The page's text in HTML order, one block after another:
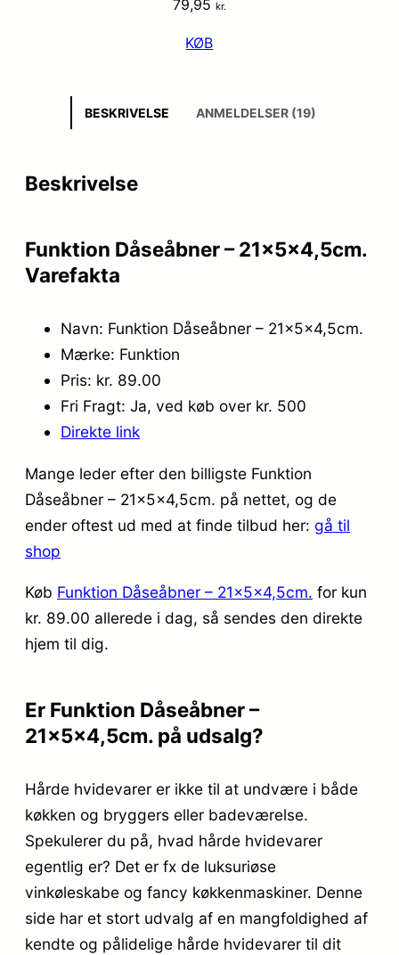
79,95 kr.
KØB
BESKRIVELSE ANMELDELSER (19)
Beskrivelse
Funktion Dåseåbner – 21x5x4,5cm.
Varefakta
Navn: Funktion Dåseåbner – 21x5x4,5cm.
Mærke: Funktion
Pris: kr. 89.00
Fri Fragt: Ja, ved køb over kr. 500
Direkte link
Mange leder efter den billigste Funktion
Dåseåbner – 21x5x4,5cm. på nettet, og de
ender oftest ud med at finde tilbud her: gå til
shop
Køb Funktion Dåseåbner – 21x5x4,5cm. for kun
kr. 89.00 allerede i dag, så sendes den direkte
hjem til dig.
Er Funktion Dåseåbner –
21x5x4,5cm. på udsalg?
Hårde hvidevarer er ikke til at undvære i både
køkken og bryggers eller badeværelse.
Spekulerer du på, hvad hårde hvidevarer
egentlig er? Det er fx de luksuriøse
vinkøleskabe og fancy køkkenmaskiner. Denne
side har et stort udvalg af en mangfoldighed af
kendte og pålidelige hårde hvidevarer til dit